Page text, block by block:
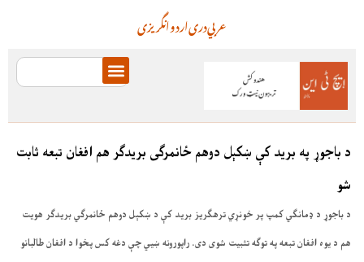
انگریزیاردودریعربي
د باجوړ په برید کې ښکېل دوهم ځانمرګی بریدګر هم افغان تبعه ثابت
شو
د باجوړ د ډمانګي کمپ پر خونړي ترهګریز برید کې د ښکېل دوهم ځانمرګي بریدګر هویت
هم د یوه افغان تبعه په توګه تثبیت شوی دی. راپورونه ښيي چې دغه کس پخوا د افغان طالبانو